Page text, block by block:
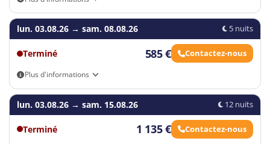
Arrivée autonome
lun. 03.08.26 → sam. 08.08.26 5 nuits
Terminé 585 € Contactez-nous
Plus d'informations
Arrivée autonome
lun. 03.08.26 → sam. 15.08.26 12 nuits
Terminé 1 135 € Contactez-nous